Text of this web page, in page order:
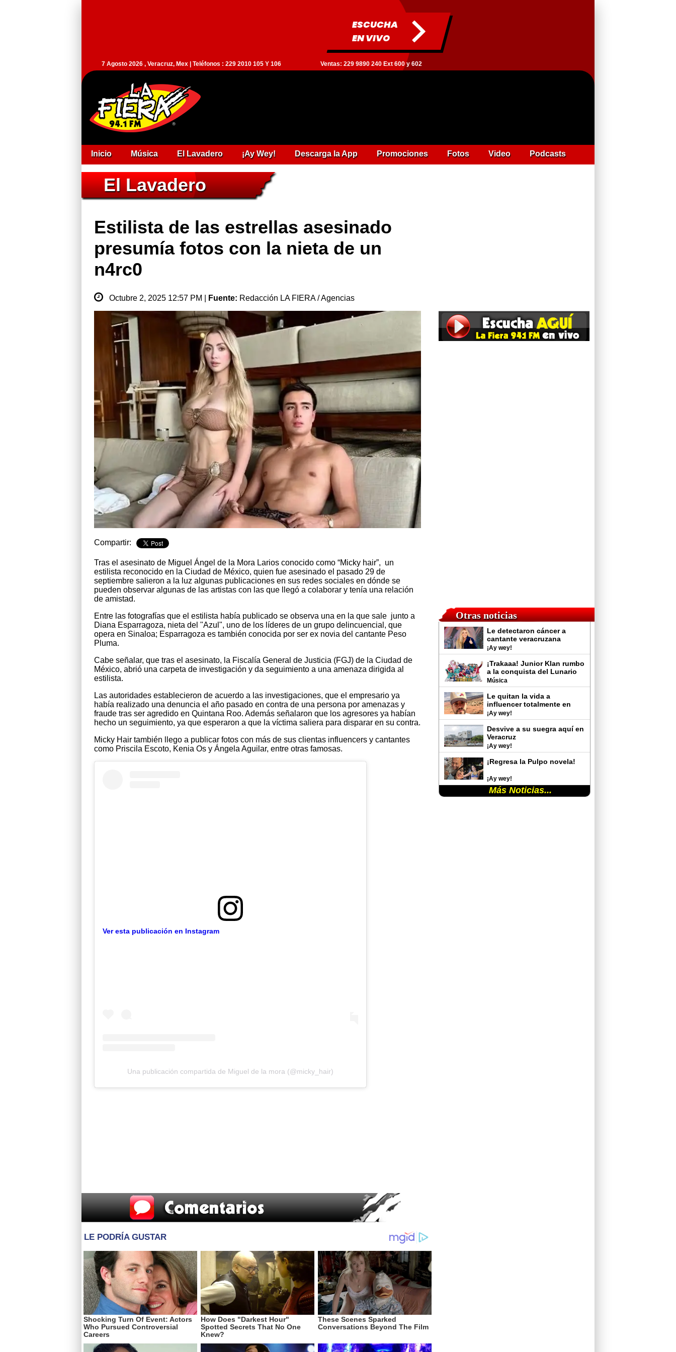
ESCUCHA
EN VIVO
7 Agosto 2026 , Veracruz, Mex | Teléfonos : 229 2010 105 Y 106 Ventas: 229 9890 240 Ext 600 y 602
Inicio Música El Lavadero ¡Ay Wey! Descarga la App Promociones Fotos Video Podcasts
Otras noticias
Le detectaron cáncer a
cantante veracruzana
¡Ay wey!
¡Trakaaa! Junior Klan rumbo
a la conquista del Lunario
del Auditorio Nacional
Música
Le quitan la vida a
influencer totalmente en
vivo
¡Ay wey!
Desvive a su suegra aquí en
Veracruz
¡Ay wey!
¡Regresa la Pulpo novela!
¡Ay wey!
Más Noticias...
El Lavadero
Estilista de las estrellas asesinado
presumía fotos con la nieta de un
n4rc0
Octubre 2, 2025 12:57 PM | Fuente: Redacción LA FIERA / Agencias
Compartir:
Tras el asesinato de Miguel Ángel de la Mora Larios conocido como “Micky hair”, un
estilista reconocido en la Ciudad de México, quien fue asesinado el pasado 29 de
septiembre salieron a la luz algunas publicaciones en sus redes sociales en dónde se
pueden observar algunas de las artistas con las que llegó a colaborar y tenía una relación
de amistad.
Entre las fotografías que el estilista había publicado se observa una en la que sale junto a
Diana Esparragoza, nieta del "Azul", uno de los líderes de un grupo delincuencial, que
opera en Sinaloa; Esparragoza es también conocida por ser ex novia del cantante Peso
Pluma.
Cabe señalar, que tras el asesinato, la Fiscalía General de Justicia (FGJ) de la Ciudad de
México, abrió una carpeta de investigación y da seguimiento a una amenaza dirigida al
estilista.
Las autoridades establecieron de acuerdo a las investigaciones, que el empresario ya
había realizado una denuncia el año pasado en contra de una persona por amenazas y
fraude tras ser agredido en Quintana Roo. Además señalaron que los agresores ya habían
hecho un seguimiento, ya que esperaron a que la víctima saliera para disparar en su contra.
Micky Hair también llego a publicar fotos con más de sus clientas influencers y cantantes
como Priscila Escoto, Kenia Os y Ángela Aguilar, entre otras famosas.
Ver esta publicación en Instagram
Una publicación compartida de Miguel de la mora (@micky_hair)